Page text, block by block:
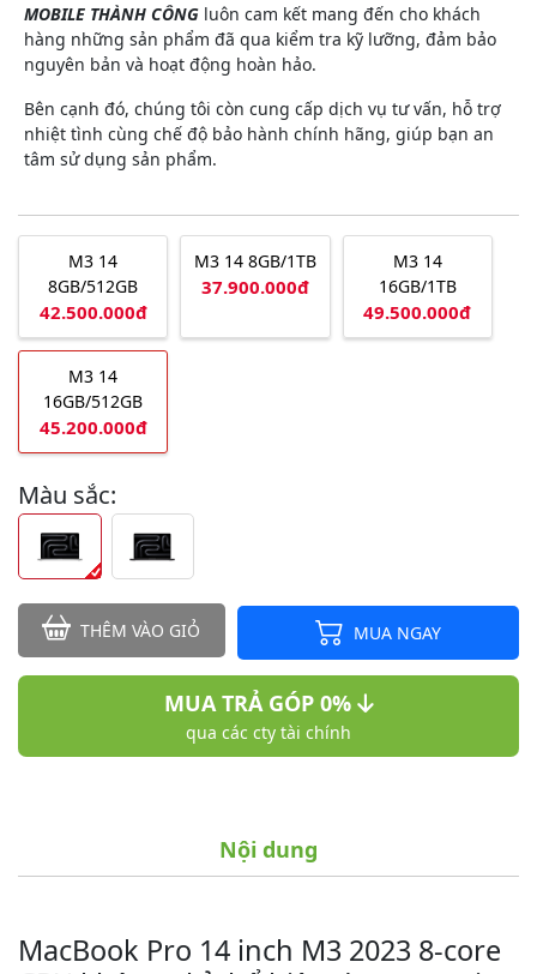
MOBILE THÀNH CÔNG luôn cam kết mang đến cho khách
hàng những sản phẩm đã qua kiểm tra kỹ lưỡng, đảm bảo
nguyên bản và hoạt động hoàn hảo.
Bên cạnh đó, chúng tôi còn cung cấp dịch vụ tư vấn, hỗ trợ
nhiệt tình cùng chế độ bảo hành chính hãng, giúp bạn an
tâm sử dụng sản phẩm.
M3 14
8GB/512GB
42.500.000đ
M3 14 8GB/1TB
37.900.000đ
M3 14
16GB/1TB
49.500.000đ
M3 14
16GB/512GB
45.200.000đ
Màu sắc:
THÊM VÀO GIỎ MUA NGAY
MUA TRẢ GÓP 0%
qua các cty tài chính
Nội dung
MacBook Pro 14 inch M3 2023 8-core